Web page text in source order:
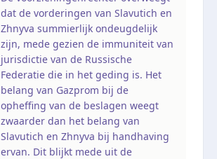
dat de vorderingen van Slavutich en
Zhnyva summierlijk ondeugdelijk
zijn, mede gezien de immuniteit van
jurisdictie van de Russische
Federatie die in het geding is. Het
belang van Gazprom bij de
opheffing van de beslagen weegt
zwaarder dan het belang van
Slavutich en Zhnyva bij handhaving
ervan. Dit blijkt mede uit de